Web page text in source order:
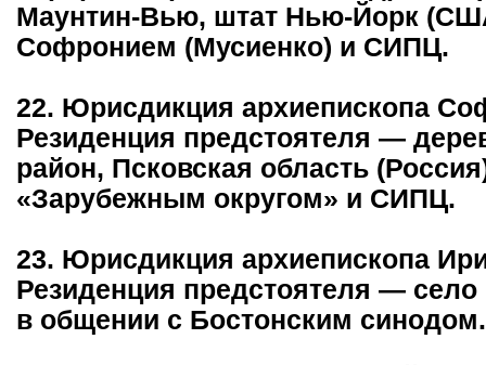
Маунтин-Вью, штат Нью-Йорк
Софронием (Мусиенко) и СИПЦ.
22. Юрисдикция архиепископа
Резиденция предстоятеля —
район, Псковская область
«Зарубежным округом» и СИПЦ.
23. Юрисдикция архиепископа
Резиденция предстоятеля — cело
в общении с Бостонским синодом.